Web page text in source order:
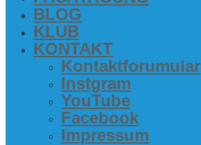
BLOG
KLUB
KON­TAKT
Kon­takt­fo­ru­mu­lar
Inst­gram
You­Tube
Face­book
Impres­sum